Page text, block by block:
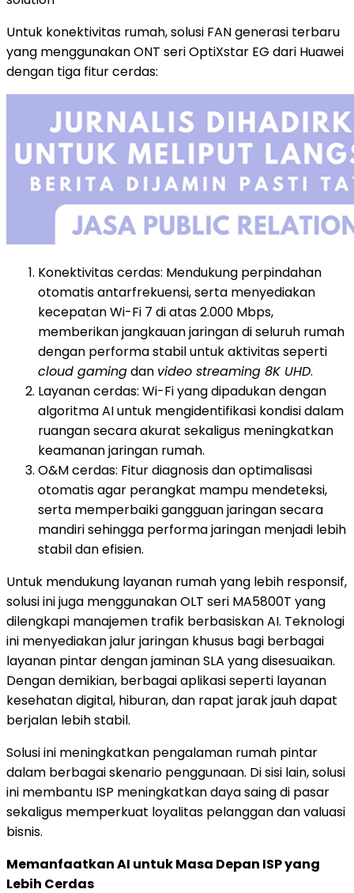
Untuk konektivitas rumah, solusi FAN generasi terbaru
yang menggunakan ONT seri OptiXstar EG dari Huawei
dengan tiga fitur cerdas:
Konektivitas cerdas: Mendukung perpindahan
otomatis antarfrekuensi, serta menyediakan
kecepatan Wi-Fi 7 di atas 2.000 Mbps,
memberikan jangkauan jaringan di seluruh rumah
dengan performa stabil untuk aktivitas seperti
cloud gamingdan video streaming 8K UHD.
Layanan cerdas: Wi-Fi yang dipadukan dengan
algoritma AI untuk mengidentifikasi kondisi dalam
ruangan secara akurat sekaligus meningkatkan
keamanan jaringan rumah.
O&M cerdas: Fitur diagnosis dan optimalisasi
otomatis agar perangkat mampu mendeteksi,
serta memperbaiki gangguan jaringan secara
mandiri sehingga performa jaringan menjadi lebih
stabil dan efisien.
Untuk mendukung layanan rumah yang lebih responsif,
solusi ini juga menggunakan OLT seri MA5800T yang
dilengkapi manajemen trafik berbasiskan AI. Teknologi
ini menyediakan jalur jaringan khusus bagi berbagai
layanan pintar dengan jaminan SLA yang disesuaikan.
Dengan demikian, berbagai aplikasi seperti layanan
kesehatan digital, hiburan, dan rapat jarak jauh dapat
berjalan lebih stabil.
Solusi ini meningkatkan pengalaman rumah pintar
dalam berbagai skenario penggunaan. Di sisi lain, solusi
ini membantu ISP meningkatkan daya saing di pasar
sekaligus memperkuat loyalitas pelanggan dan valuasi
bisnis.
Memanfaatkan AI untuk Masa Depan ISP yang
Lebih Cerdas